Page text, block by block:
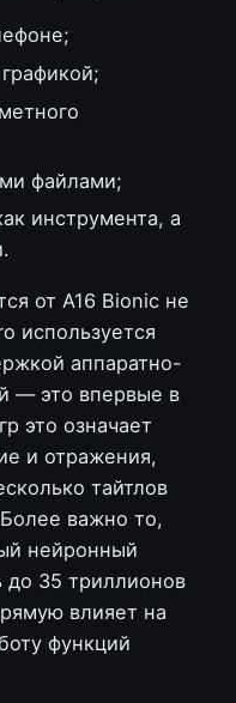
файлами;
инструмента, а
от A16 Bionic не
используется
аппаратно-
— это впервые в
это означает
и отражения,
тайтлов
важно то,
нейронный
35 триллионов
влияет на
функций